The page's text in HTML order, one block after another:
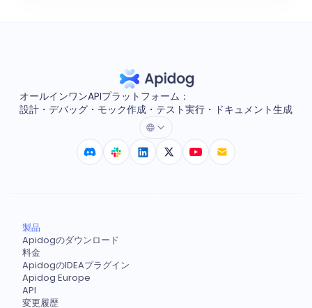
オールインワンAPIプラットフォーム：
設計・デバッグ・モック作成・テスト実行・ドキュメント生成
製品
Apidogのダウンロード
料金
ApidogのIDEAプラグイン
Apidog Europe
API
変更履歴